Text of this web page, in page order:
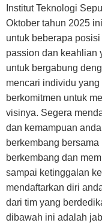
Institut Teknologi
Oktober tahun 2025
untuk beberapa
passion dan keahlian
untuk bergabung
mencari individu
berkomitmen untuk
visinya. Segera
dan kemampuan
berkembang
berkembang dan
sampai ketinggalan
mendaftarkan diri
dari tim yang
dibawah ini adalah